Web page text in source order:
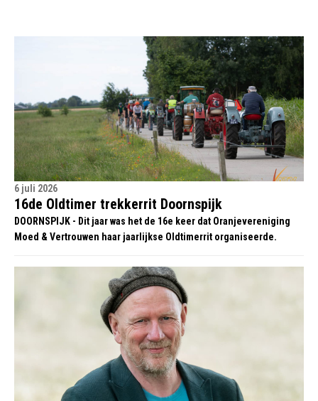
6 juli 2026
16de Oldtimer trekkerrit Doornspijk
DOORNSPIJK - Dit jaar was het de 16e keer dat Oranjevereniging
Moed & Vertrouwen haar jaarlijkse Oldtimerrit organiseerde.